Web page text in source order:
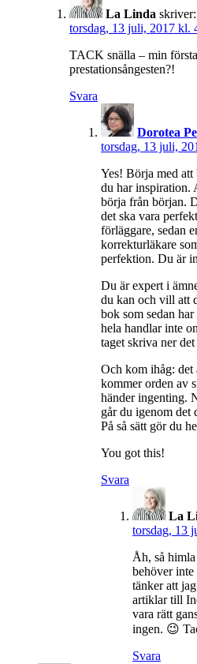
La Linda skriver:
torsdag, 13 juli, 2017 kl.
TACK snälla – min
prestationsångesten?!
Svara
Dorotea
torsdag, 13 juli,
Yes! Börja med
du har inspiration.
börja från början.
det ska vara
förläggare, sedan
korrekturläkare
perfektion. Du är
Du är expert i
du kan och vill att
bok som sedan
hela handlar inte
taget skriva ner
Och kom ihåg: det
kommer orden av
händer ingenting.
går du igenom det
På så sätt gör du
You got this!
Svara
La
torsdag, 13
Åh, så
behöver inte
tänker att
artiklar till
vara rätt
ingen. 😉
Svara